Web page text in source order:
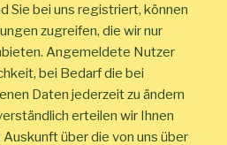
Sie bei uns registriert, können
zugreifen, die wir nur
Angemeldete Nutzer
bei Bedarf die bei
Daten jederzeit zu ändern
erteilen wir Ihnen
über die von uns über